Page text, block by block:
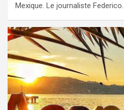
Mexique. Le journaliste